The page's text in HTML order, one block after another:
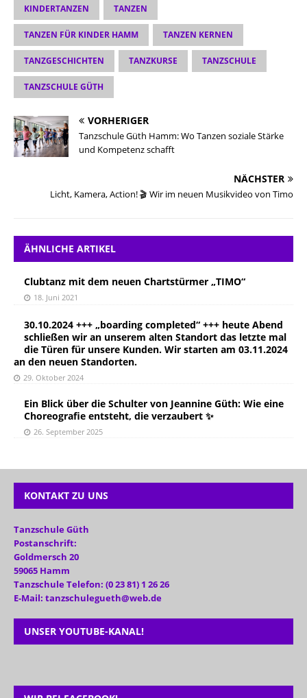
KINDERTANZEN TANZEN
TANZEN FÜR KINDER HAMM TANZEN KERNEN
TANZGESCHICHTEN TANZKURSE TANZSCHULE
TANZSCHULE GÜTH
VORHERIGER
Tanzschule Güth Hamm: Wo Tanzen soziale Stärke
und Kompetenz schafft
NÄCHSTER
Licht, Kamera, Action! 🎬 Wir im neuen Musikvideo von Timo
ÄHNLICHE ARTIKEL
Clubtanz mit dem neuen Chartstürmer „TIMO“
18. Juni 2021
30.10.2024 +++ „boarding completed“ +++ heute Abend
schließen wir an unserem alten Standort das letzte mal
die Türen für unsere Kunden. Wir starten am 03.11.2024
an den neuen Standorten.
29. Oktober 2024
Ein Blick über die Schulter von Jeannine Güth: Wie eine
Choreografie entsteht, die verzaubert ✨
26. September 2025
KONTAKT ZU UNS
Tanzschule Güth
Postanschrift:
Goldmersch 20
59065 Hamm
Tanzschule Telefon: (0 23 81) 1 26 26
E-Mail: tanzschulegueth@web.de
UNSER YOUTUBE-KANAL!